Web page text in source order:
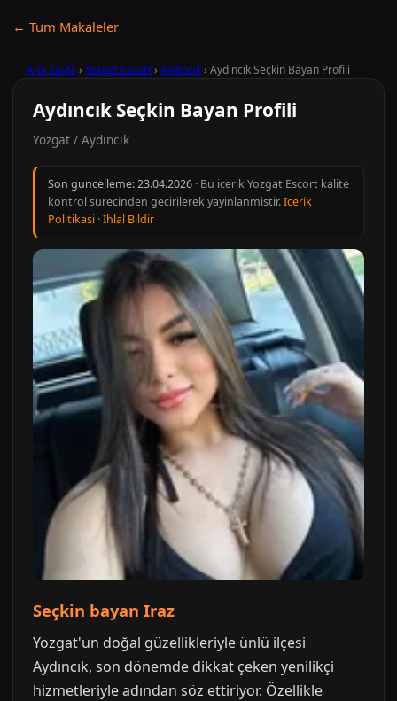
← Tum Makaleler
Ana Sayfa › Yozgat Escort› Aydıncık› Aydıncık Seçkin Bayan Profili
Aydıncık Seçkin Bayan Profili
Yozgat / Aydıncık
Son guncelleme:23.04.2026 · Bu icerik Yozgat Escort kalite
kontrol surecinden gecirilerek yayinlanmistir.Icerik
Politikasi ·Ihlal Bildir
Seçkin bayan Iraz
Yozgat'un doğal güzellikleriyle ünlü ilçesi
Aydıncık, son dönemde dikkat çeken yenilikçi
hizmetleriyle adından söz ettiriyor. Özellikle